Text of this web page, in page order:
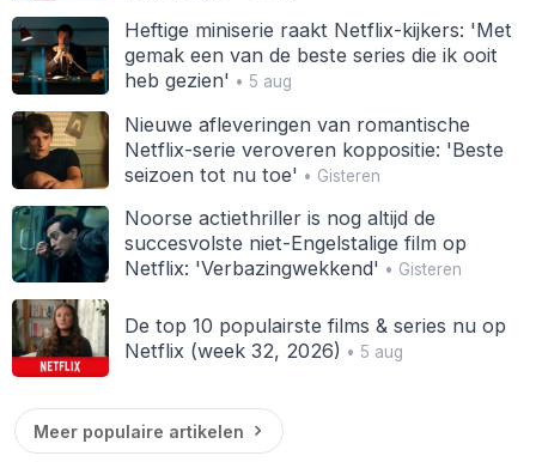
Heftige miniserie raakt Netflix-kijkers: 'Met
gemak een van de beste series die ik ooit
heb gezien' • 5 aug
Nieuwe afleveringen van romantische
Netflix-serie veroveren koppositie: 'Beste
seizoen tot nu toe' • Gisteren
Noorse actiethriller is nog altijd de
succesvolste niet-Engelstalige film op
Netflix: 'Verbazingwekkend' • Gisteren
De top 10 populairste films & series nu op
Netflix (week 32, 2026) • 5 aug
Meer populaire artikelen